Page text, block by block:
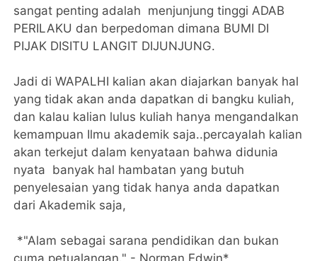
sangat penting adalah menjunjung tinggi ADAB
PERILAKU dan berpedoman dimana BUMI DI
PIJAK DISITU LANGIT DIJUNJUNG.
Jadi di WAPALHI kalian akan diajarkan banyak hal
yang tidak akan anda dapatkan di bangku kuliah,
dan kalau kalian lulus kuliah hanya mengandalkan
kemampuan Ilmu akademik saja..percayalah kalian
akan terkejut dalam kenyataan bahwa didunia
nyata banyak hal hambatan yang butuh
penyelesaian yang tidak hanya anda dapatkan
dari Akademik saja,
*"Alam sebagai sarana pendidikan dan bukan